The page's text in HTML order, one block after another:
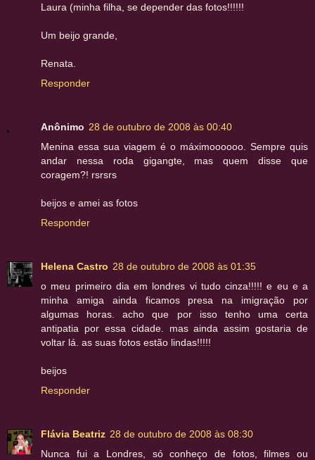
Laura (minha filha, se depender das fotos!!!!!!
Um beijo grande,
Renata.
Responder
Anônimo 28 de outubro de 2008 às 00:40
Menina essa sua viagem é o máximoooooo. Sempre quis
andar nessa roda gigangte, mas quem disse que
coragem?! rsrsrs
beijos e amei as fotos
Responder
Helena Castro 28 de outubro de 2008 às 01:35
o meu primeiro dia em londres vi tudo cinza!!!!! e eu e a
minha amiga ainda ficamos presa na imigração por
algumas horas. acho que por isso tenho uma certa
antipatia por essa cidade. mas ainda assim gostaria de
voltar lá. as suas fotos estão lindas!!!!!
beijos
Responder
Flávia Beatriz 28 de outubro de 2008 às 08:30
Nunca fui a Londres, só conheço de fotos, filmes ou